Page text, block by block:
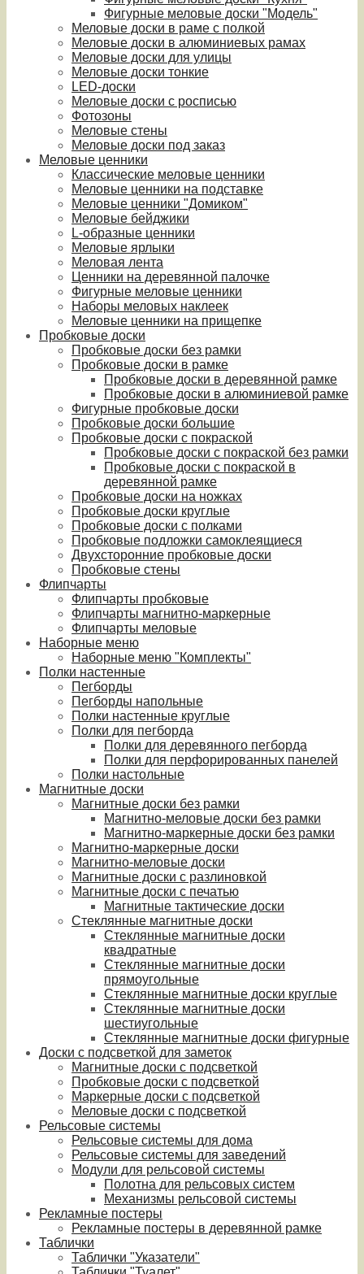
Фигурные меловые доски "Модель"
Меловые доски в раме с полкой
Меловые доски в алюминиевых рамах
Меловые доски для улицы
Меловые доски тонкие
LED-доски
Меловые доски с росписью
Фотозоны
Меловые стены
Меловые доски под заказ
Меловые ценники
Классические меловые ценники
Меловые ценники на подставке
Меловые ценники "Домиком"
Меловые бейджики
L-образные ценники
Меловые ярлыки
Меловая лента
Ценники на деревянной палочке
Фигурные меловые ценники
Наборы меловых наклеек
Меловые ценники на прищепке
Пробковые доски
Пробковые доски без рамки
Пробковые доски в рамке
Пробковые доски в деревянной рамке
Пробковые доски в алюминиевой рамке
Фигурные пробковые доски
Пробковые доски большие
Пробковые доски с покраской
Пробковые доски с покраской без рамки
Пробковые доски с покраской в
деревянной рамке
Пробковые доски на ножках
Пробковые доски круглые
Пробковые доски с полками
Пробковые подложки самоклеящиеся
Двухсторонние пробковые доски
Пробковые стены
Флипчарты
Флипчарты пробковые
Флипчарты магнитно-маркерные
Флипчарты меловые
Наборные меню
Наборные меню "Комплекты"
Полки настенные
Пегборды
Пегборды напольные
Полки настенные круглые
Полки для пегборда
Полки для деревянного пегборда
Полки для перфорированных панелей
Полки настольные
Магнитные доски
Магнитные доски без рамки
Магнитно-меловые доски без рамки
Магнитно-маркерные доски без рамки
Магнитно-маркерные доски
Магнитно-меловые доски
Магнитные доски с разлиновкой
Магнитные доски с печатью
Магнитные тактические доски
Стеклянные магнитные доски
Стеклянные магнитные доски
квадратные
Стеклянные магнитные доски
прямоугольные
Стеклянные магнитные доски круглые
Стеклянные магнитные доски
шестиугольные
Стеклянные магнитные доски фигурные
Доски с подсветкой для заметок
Магнитные доски с подсветкой
Пробковые доски с подсветкой
Маркерные доски с подсветкой
Меловые доски с подсветкой
Рельсовые системы
Рельсовые системы для дома
Рельсовые системы для заведений
Модули для рельсовой системы
Полотна для рельсовых систем
Механизмы рельсовой системы
Рекламные постеры
Рекламные постеры в деревянной рамке
Таблички
Таблички "Указатели"